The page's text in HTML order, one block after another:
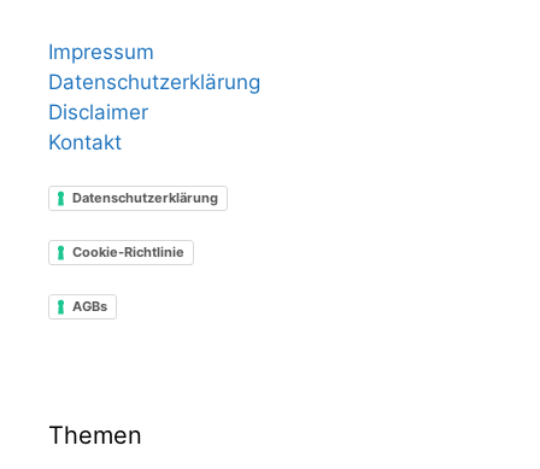
Impressum
Datenschutzerklärung
Disclaimer
Kontakt
Datenschutzerklärung
Cookie-Richtlinie
AGBs
Themen